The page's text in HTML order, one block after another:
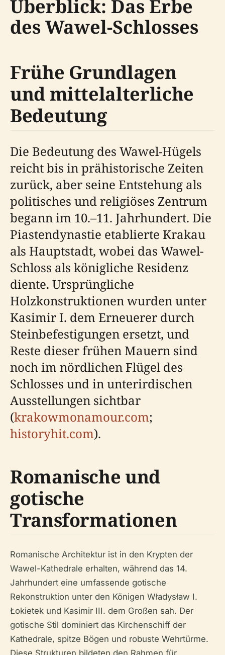
Überblick: Das Erbe
des Wawel-Schlosses
Frühe Grundlagen
und mittelalterliche
Bedeutung
Die Bedeutung des Wawel-Hügels
reicht bis in prähistorische Zeiten
zurück, aber seine Entstehung als
politisches und religiöses Zentrum
begann im 10.–11. Jahrhundert. Die
Piastendynastie etablierte Krakau
als Hauptstadt, wobei das Wawel-
Schloss als königliche Residenz
diente. Ursprüngliche
Holzkonstruktionen wurden unter
Kasimir I. dem Erneuerer durch
Steinbefestigungen ersetzt, und
Reste dieser frühen Mauern sind
noch im nördlichen Flügel des
Schlosses und in unterirdischen
Ausstellungen sichtbar
(krakowmonamour.com;
historyhit.com).
Romanische und
gotische
Transformationen
Romanische Architektur ist in den Krypten der
Wawel-Kathedrale erhalten, während das 14.
Jahrhundert eine umfassende gotische
Rekonstruktion unter den Königen Władysław I.
Łokietek und Kasimir III. dem Großen sah. Der
gotische Stil dominiert das Kirchenschiff der
Kathedrale, spitze Bögen und robuste Wehrtürme.
Diese Strukturen bildeten den Rahmen für